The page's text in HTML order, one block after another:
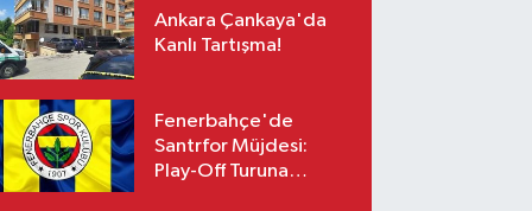
Ankara Çankaya'da
Kanlı Tartışma!
Fenerbahçe'de
Santrfor Müjdesi:
Play-Off Turuna